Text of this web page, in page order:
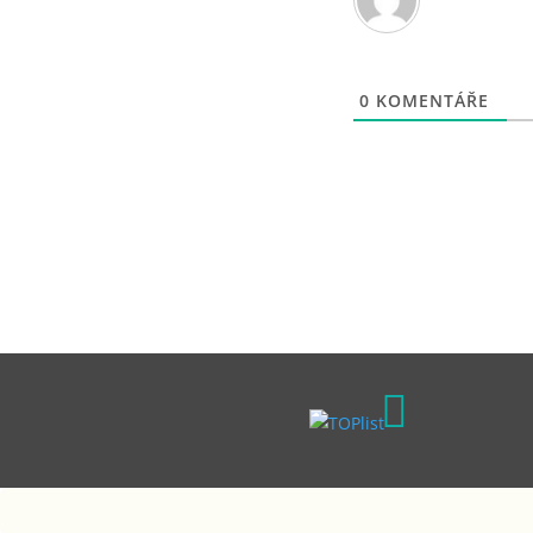
0 KOMENTÁŘE
